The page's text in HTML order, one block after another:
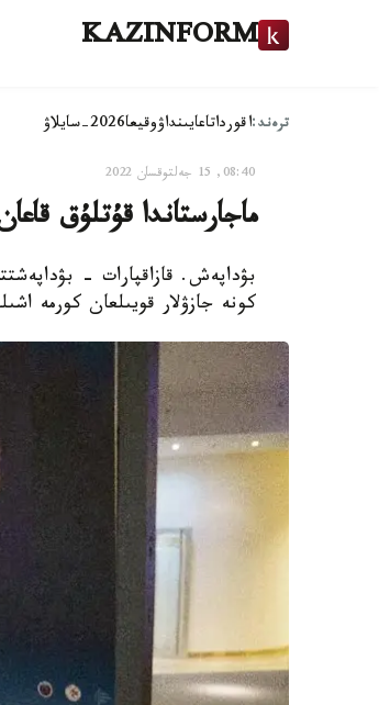
KAZINFORM
ترەند:اقورداتاعايىنداۋوقيعا2026-سايلاۋ
08:40, 15 جەلتوقسان 2022
ماجارستاندا قۇتلۇق
بۋداپەش. قازاقپارات -
كونە جازۋلار قويىلعان كورمە